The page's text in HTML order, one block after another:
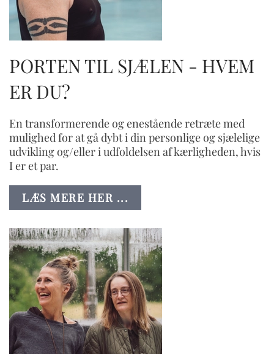
PORTEN TIL SJÆLEN - HVEM
ER DU?
En transformerende og enestående retræte med
mulighed for at gå dybt i din personlige og sjælelige
udvikling og/eller i udfoldelsen af kærligheden, hvis
I er et par.
LÆS MERE HER ...